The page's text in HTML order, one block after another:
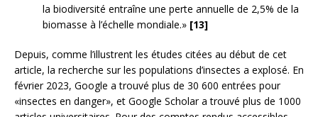
la biodiversité entraîne une perte annuelle de 2,5% de la
biomasse à l’échelle mondiale.» [13]
Depuis, comme l’illustrent les études citées au début de cet
article, la recherche sur les populations d’insectes a explosé. En
février 2023, Google a trouvé plus de 30 600 entrées pour
«insectes en danger», et Google Scholar a trouvé plus de 1000